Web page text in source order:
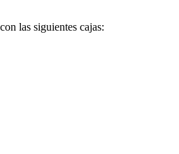
las siguientes cajas: